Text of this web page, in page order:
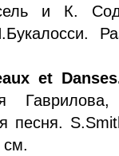
и К.
et
песня.
см.